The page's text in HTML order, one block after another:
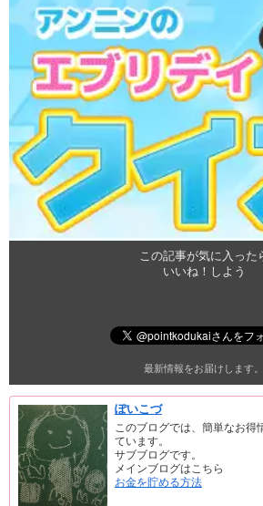
この記事が気に入った
いいね！しよう
最新情報をお届けします。
ぽいこづ
このブログでは、簡単なお得
ています。
サブブログです。
メインブログはこちら
お金を貯める方法